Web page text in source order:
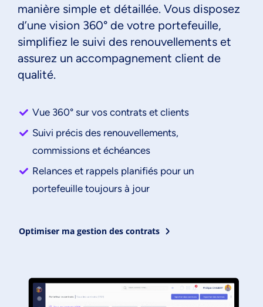
manière simple et détaillée. Vous disposez
d’une vision 360° de votre portefeuille,
simplifiez le suivi des renouvellements et
assurez un accompagnement client de
qualité.
Vue 360° sur vos contrats et clients
Suivi précis des renouvellements,
commissions et échéances
Relances et rappels planifiés pour un
portefeuille toujours à jour
Optimiser ma gestion des contrats